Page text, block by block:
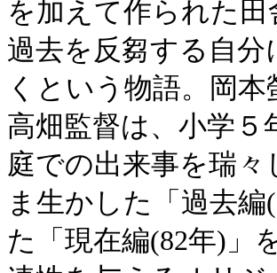
を加えて作られた
過去を反芻する自
くという物語。岡
高畑監督は、小学
庭での出来事を瑞
ま生かした「過去
た「現在編(82年)」